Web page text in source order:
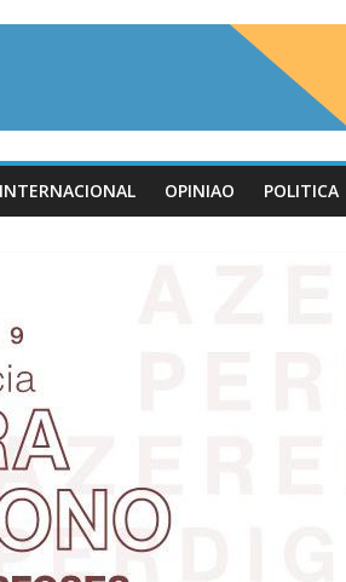
INTERNACIONAL OPINIAO POLITICA